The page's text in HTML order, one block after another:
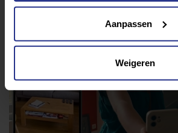
Aanpassen
Weigeren